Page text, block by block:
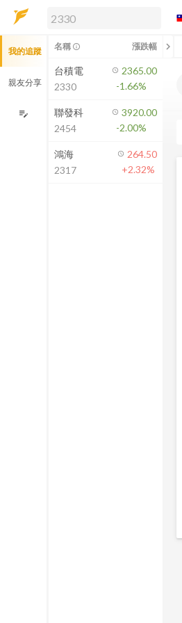
解鎖即時行情及進階功能
方案」，即可解鎖以下功能：
即時行情
即時市況與排行
成交金額熱力圖
前往方案訂閱
如何綁定合作券商
我的追蹤
親友分享
edit_note
名稱 info_outline 漲跌幅 chevron_left
台積電
2330
2365.00
-1.66%
聯發科
2454
3920.00
-2.00%
鴻海
2317
264.50
+2.32%